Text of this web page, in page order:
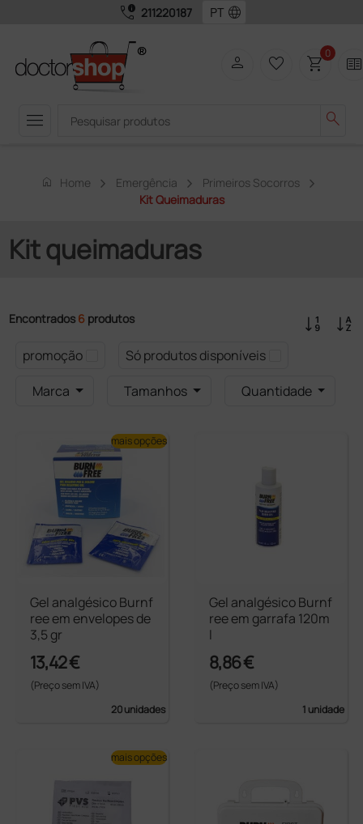
call_quality 211220187 language
menu search
person favorite_border shopping_cart0 two_pager
home Home Emergência
Primeiros Socorros
Kit Queimaduras
Kit queimaduras
Encontrados 6 produtos
promoção
Só produtos disponíveis
Marca
Tamanhos Quantidade
Gel analgésico Burnf
ree em envelopes de
3,5 gr
13,42 €
(Preço sem IVA)
20 unidades
mais opções
Gel analgésico Burnf
ree em garrafa 120m
l
8,86 €
(Preço sem IVA)
1 unidade
mais opções